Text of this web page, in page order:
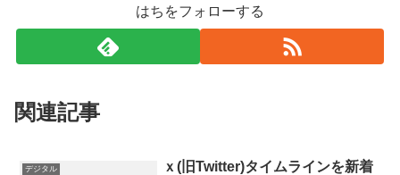
はちをフォローする
関連記事
デジタル
ｘ(旧Twitter)タイムラインを新着